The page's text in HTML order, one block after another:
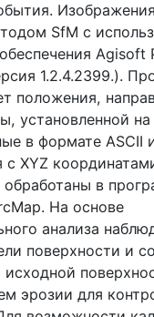
SfM с
Agisoft
1.2.4.2399.).
положения,
установленной на
в формате ASCII
с XYZ
обработаны в
На основе
анализа
поверхности и
исходной
эрозии для